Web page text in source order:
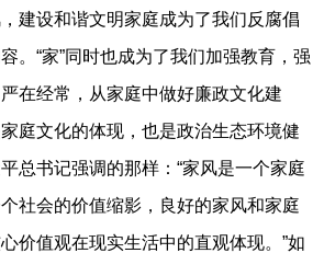
设和谐文明家庭成为了我们反腐倡
。“家”同时也成为了我们加强教育，强
在经常，从家庭中做好廉政文化建
庭文化的体现，也是政治生态环境健
总书记强调的那样：“家风是一个家庭
社会的价值缩影，良好的家风和家庭
价值观在现实生活中的直观体现。”如